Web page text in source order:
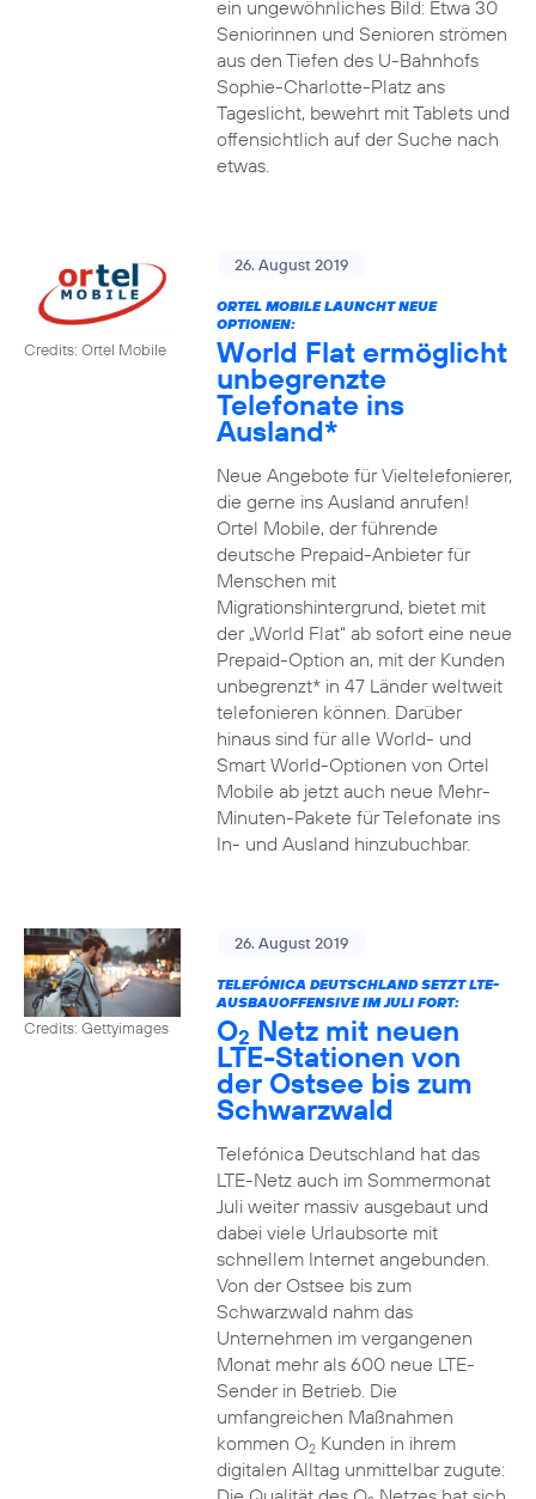
ein ungewöhnliches Bild: Etwa 30
Seniorinnen und Senioren strömen
aus den Tiefen des U-Bahnhofs
Sophie-Charlotte-Platz ans
Tageslicht, bewehrt mit Tablets und
offensichtlich auf der Suche nach
etwas.
Credits: Ortel Mobile
26. August 2019
ORTEL MOBILE LAUNCHT NEUE
OPTIONEN:
World Flat ermöglicht
unbegrenzte
Telefonate ins
Ausland*
Neue Angebote für Vieltelefonierer,
die gerne ins Ausland anrufen!
Ortel Mobile, der führende
deutsche Prepaid-Anbieter für
Menschen mit
Migrationshintergrund, bietet mit
der „World Flat“ ab sofort eine neue
Prepaid-Option an, mit der Kunden
unbegrenzt* in 47 Länder weltweit
telefonieren können. Darüber
hinaus sind für alle World- und
Smart World-Optionen von Ortel
Mobile ab jetzt auch neue Mehr-
Minuten-Pakete für Telefonate ins
In- und Ausland hinzubuchbar.
Credits: Gettyimages
26. August 2019
TELEFÓNICA DEUTSCHLAND SETZT LTE-
AUSBAUOFFENSIVE IM JULI FORT:
O2 Netz mit neuen
LTE-Stationen von
der Ostsee bis zum
Schwarzwald
Telefónica Deutschland hat das
LTE-Netz auch im Sommermonat
Juli weiter massiv ausgebaut und
dabei viele Urlaubsorte mit
schnellem Internet angebunden.
Von der Ostsee bis zum
Schwarzwald nahm das
Unternehmen im vergangenen
Monat mehr als 600 neue LTE-
Sender in Betrieb. Die
umfangreichen Maßnahmen
kommen O2Kunden in ihrem
digitalen Alltag unmittelbar zugute: